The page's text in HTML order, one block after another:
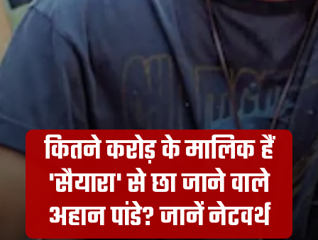
कितने करोड़ के मालिक हैं
'सैयारा' से छा जाने वाले
अहान पांडे? जानें नेटवर्थ